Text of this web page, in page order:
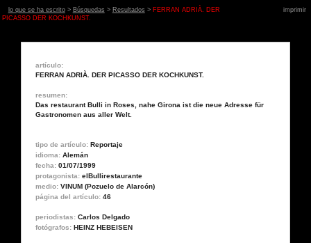
lo que se ha escrito> Búsquedas > Resultados > FERRAN ADRIÀ. DER
PICASSO DER KOCHKUNST.
imprimir
artículo:
FERRAN ADRIÀ. DER PICASSO DER KOCHKUNST.
resumen:
Das restaurant Bulli in Roses, nahe Girona ist die neue Adresse für
Gastronomen aus aller Welt.
tipo de artículo: Reportaje
idioma: Alemán
fecha: 01/07/1999
protagonista: elBullirestaurante
medio: VINUM (Pozuelo de Alarcón)
página del artículo: 46
periodistas: Carlos Delgado
fotógrafos: HEINZ HEBEISEN